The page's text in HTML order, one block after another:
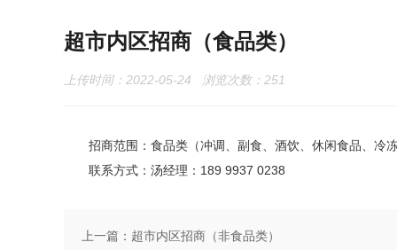
超市内区招商（食品类）
上传时间：2022-05-24 浏览次数： 251
招商范围：食品类（冲调、副食、酒饮、休闲食品、冷
联系方式：汤经理：189 9937 0238
上一篇： 超市内区招商（非食品类）